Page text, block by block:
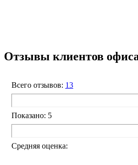
Отзывы клиентов
Всего отзывов: 13
Показано: 5
Средняя оценка: